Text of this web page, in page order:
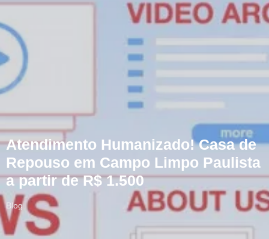
Atendimento Humanizado! Casa de
Repouso em Campo Limpo Paulista
a partir de R$ 1.500
Blog